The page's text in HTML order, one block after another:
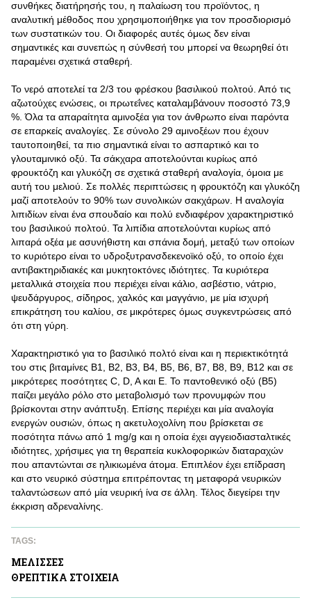
συνθήκες διατήρησής του, η παλαίωση του προϊόντος, η
αναλυτική μέθοδος που χρησιμοποιήθηκε για τον προσδιορισμό
των συστατικών του. Οι διαφορές αυτές όμως δεν είναι
σημαντικές και συνεπώς η σύνθεσή του μπορεί να θεωρηθεί ότι
παραμένει σχετικά σταθερή.
Το νερό αποτελεί τα 2/3 του φρέσκου βασιλικού πολτού. Από τις
αζωτούχες ενώσεις, οι πρωτεΐνες καταλαμβάνουν ποσοστό 73,9
%. Όλα τα απαραίτητα αμινοξέα για τον άνθρωπο είναι παρόντα
σε επαρκείς αναλογίες. Σε σύνολο 29 αμινοξέων που έχουν
ταυτοποιηθεί, τα πιο σημαντικά είναι το ασπαρτικό και το
γλουταμινικό οξύ. Τα σάκχαρα αποτελούνται κυρίως από
φρουκτόζη και γλυκόζη σε σχετικά σταθερή αναλογία, όμοια με
αυτή του μελιού. Σε πολλές περιπτώσεις η φρουκτόζη και γλυκόζη
μαζί αποτελούν το 90% των συνολικών σακχάρων. Η αναλογία
λιπιδίων είναι ένα σπουδαίο και πολύ ενδιαφέρον χαρακτηριστικό
του βασιλικού πολτού. Τα λιπίδια αποτελούνται κυρίως από
λιπαρά οξέα με ασυνήθιστη και σπάνια δομή, μεταξύ των οποίων
το κυριότερο είναι το υδροξυτρανσδεκενοϊκό οξύ, το οποίο έχει
αντιβακτηριδιακές και μυκητοκτόνες ιδιότητες. Τα κυριότερα
μεταλλικά στοιχεία που περιέχει είναι κάλιο, ασβέστιο, νάτριο,
ψευδάργυρος, σίδηρος, χαλκός και μαγγάνιο, με μία ισχυρή
επικράτηση του καλίου, σε μικρότερες όμως συγκεντρώσεις από
ότι στη γύρη.
Χαρακτηριστικό για το βασιλικό πολτό είναι και η περιεκτικότητά
του στις βιταμίνες Β1, Β2, Β3, Β4, Β5, Β6, Β7, Β8, Β9, Β12 και σε
μικρότερες ποσότητες C, D, A και Ε. Το παντοθενικό οξύ (Β5)
παίζει μεγάλο ρόλο στο μεταβολισμό των προνυμφών που
βρίσκονται στην ανάπτυξη. Επίσης περιέχει και μία αναλογία
ενεργών ουσιών, όπως η ακετυλοχολίνη που βρίσκεται σε
ποσότητα πάνω από 1 mg/g και η οποία έχει αγγειοδιασταλτικές
ιδιότητες, χρήσιμες για τη θεραπεία κυκλοφορικών διαταραχών
που απαντώνται σε ηλικιωμένα άτομα. Επιπλέον έχει επίδραση
και στο νευρικό σύστημα επιτρέποντας τη μεταφορά νευρικών
ταλαντώσεων από μία νευρική ίνα σε άλλη. Τέλος διεγείρει την
έκκριση αδρεναλίνης.
TAGS:
ΜΕΛΙΣΣΕΣ
ΘΡΕΠΤΙΚA ΣΤΟΙΧΕΙΑ